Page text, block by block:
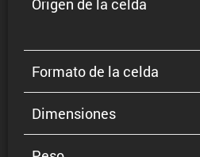
Formato de la celda
Dimen­siones